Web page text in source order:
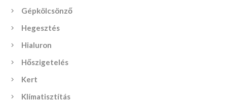
Gépkölcsönző
Hegesztés
Hialuron
Hőszigetelés
Kert
Klímatisztítás